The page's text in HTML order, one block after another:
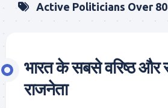
Active Politicians Over 80
भारत के सबसे वरिष्ठ और
राजनेता